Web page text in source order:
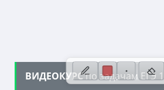
ВИДЕОКУРСпо задачам ЕГЭ